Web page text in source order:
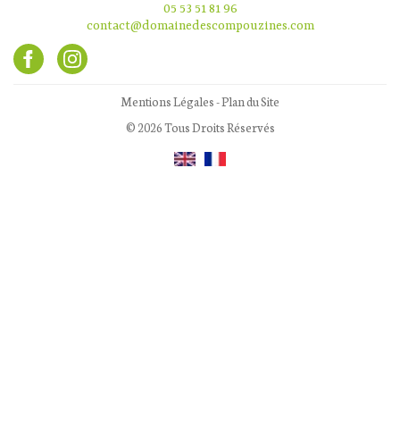
05 53 51 81 96
contact@domainedescompouzines.com
Mentions Légales-Plan du Site
© 2026 Tous Droits Réservés